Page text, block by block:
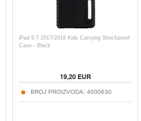
iPad 9.7 2017/2018 Kids Carrying Shockproof
Case - Black
19,20EUR
BROJ PROIZVODA: 4000630